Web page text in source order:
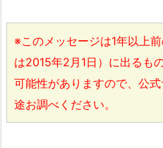
※このメッセージは1年以上
は2015年2月1日）に出るも
可能性がありますので、公
途お調べください。